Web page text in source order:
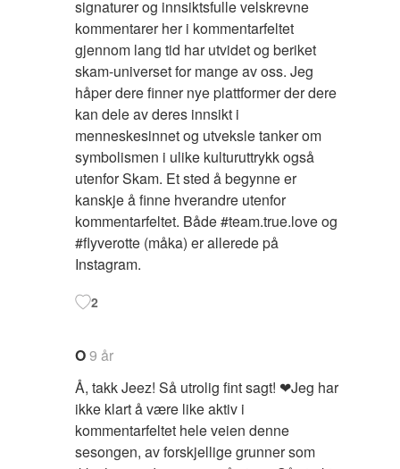
signaturer og innsiktsfulle velskrevne
kommentarer her i kommentarfeltet
gjennom lang tid har utvidet og beriket
skam-universet for mange av oss. Jeg
håper dere finner nye plattformer der dere
kan dele av deres innsikt i
menneskesinnet og utveksle tanker om
symbolismen i ulike kulturuttrykk også
utenfor Skam. Et sted å begynne er
kanskje å finne hverandre utenfor
kommentarfeltet. Både #team.true.love og
#flyverotte (måka) er allerede på
Instagram.
2
O9 år
Å, takk Jeez! Så utrolig fint sagt! ❤Jeg har
ikke klart å være like aktiv i
kommentarfeltet hele veien denne
sesongen, av forskjellige grunner som